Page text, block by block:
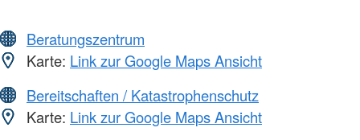
Beratungszentrum
Karte: Link zur Google Maps Ansicht
Bereitschaften / Katastrophenschutz
Karte: Link zur Google Maps Ansicht